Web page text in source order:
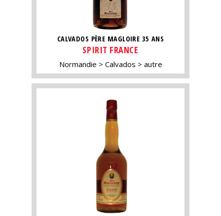
CALVADOS PÈRE MAGLOIRE 35 ANS
SPIRIT FRANCE
Normandie Calvados autre